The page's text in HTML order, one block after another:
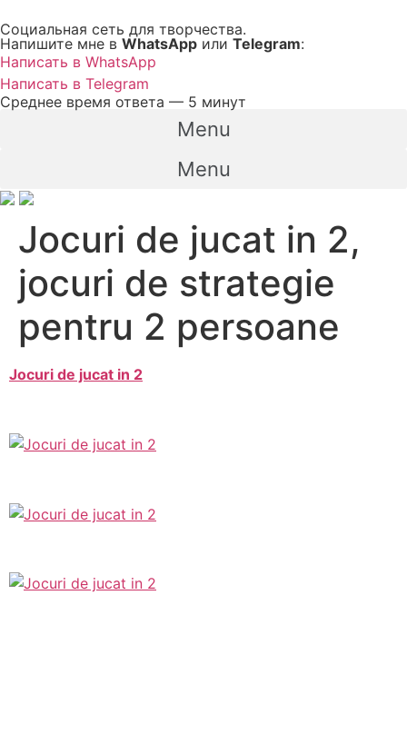
к
содержимому
Социальная сеть для творчества.
Напишите мне в WhatsApp или Telegram:
Написать в WhatsApp
Написать в Telegram
Среднее время ответа — 5 минут
Menu
Menu
Jocuri de jucat in 2,
jocuri de strategie
pentru 2 persoane
Jocuri de jucat in 2